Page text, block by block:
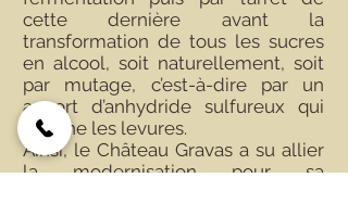
cette dernière avant la
transformation de tous les sucres
en alcool, soit naturellement, soit
par mutage, c’est-à-dire par un
apport d’anhydride sulfureux qui
élimine les levures.
Ainsi, le Château Gravas a su allier
la modernisation pour sa